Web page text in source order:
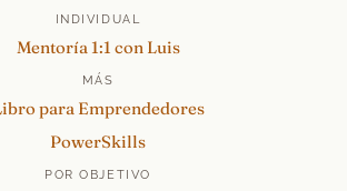
INDIVIDUAL
Mentoría 1:1 con Luis
MÁS
para Emprendedores
PowerSkills
POR OBJETIVO